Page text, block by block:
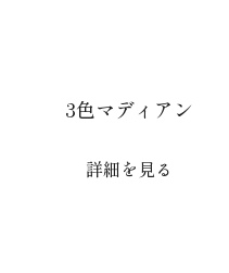
3色マディアン
詳細を見る